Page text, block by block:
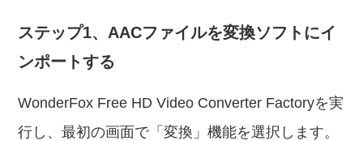
ステップ1、AACファイルを変換ソフトにイ
ンポートする
WonderFox Free HD Video Converter Factoryを実
行し、最初の画面で「変換」機能を選択します。